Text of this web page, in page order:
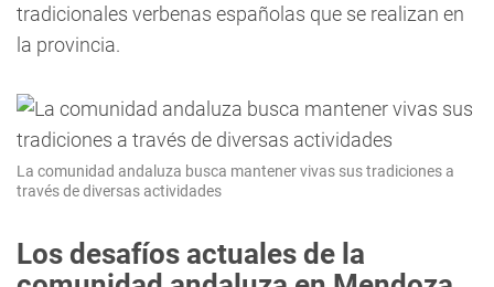
tradicionales verbenas españolas que se realizan en
la provincia.
La comunidad andaluza busca mantener vivas sus tradiciones a
través de diversas actividades
Los desafíos actuales de la